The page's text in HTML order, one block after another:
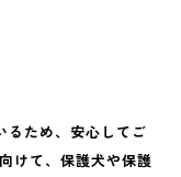
るため、安心してご
けて、保護犬や保護